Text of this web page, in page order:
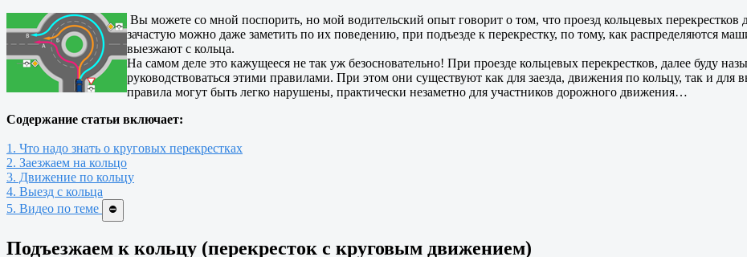
Вы можете со мной поспорить, но мой водительский опыт говорит о том, что проезд кольцевых
зачастую можно даже заметить по их поведению, при подъезде к перекрестку, по тому, как распределяются
выезжают с кольца.
На самом деле это кажущееся не так уж безосновательно! При проезде кольцевых перекрестков, далее буду
руководствоваться этими правилами. При этом они существуют как для заезда, движения по кольцу, так и для
правила могут быть легко нарушены, практически незаметно для участников дорожного движения…
Содержание статьи включает:
1. Что надо знать о круговых перекрестках
2. Заезжаем на кольцо
3. Движение по кольцу
4. Выезд с кольца
5. Видео по теме
⛔
Подъезжаем к кольцу (перекресток с круговым движением)